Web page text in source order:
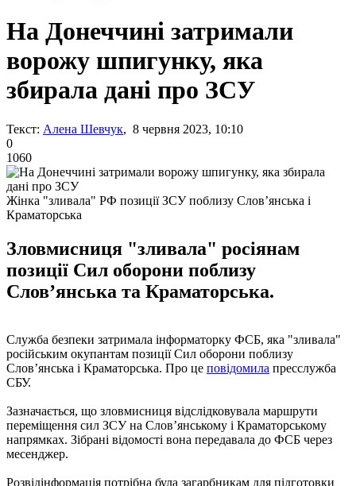
На Донеччині затримали
ворожу шпигунку, яка
збирала дані про ЗСУ
Текст: Алена Шевчук, 8 червня 2023, 10:10
0
1060
Жінка "зливала" РФ позиції ЗСУ поблизу Слов’янська і
Краматорська
Зловмисниця "зливала" росіянам
позиції Сил оборони поблизу
Слов’янська та Краматорська.
Служба безпеки затримала інформаторку ФСБ, яка "зливала"
російським окупантам позиції Сил оборони поблизу
Слов’янська і Краматорська. Про це повідомила пресслужба
СБУ.
Зазначається, що зловмисниця відслідковувала маршрути
переміщення сил ЗСУ на Слов’янському і Краматорському
напрямках. Зібрані відомості вона передавала до ФСБ через
месенджер.
Розвідінформація потрібна була загарбникам для підготовки